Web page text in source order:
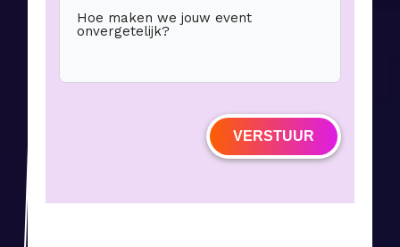
Hoe maken we jouw event
onvergetelijk?
VERSTUUR